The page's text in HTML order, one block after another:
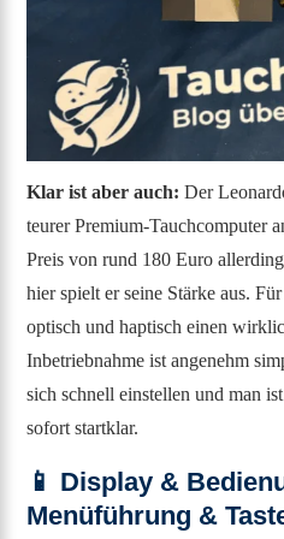
Klar ist aber auch:Der
teurer Premium-Tauchcomputer
Preis von rund 180 Euro
hier spielt er seine Stärke aus.
optisch und haptisch einen
Inbetriebnahme ist angenehm
sich schnell einstellen und man
sofort startklar.
📱 Display &
Menüführung &